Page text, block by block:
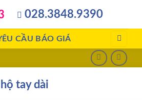
028.3848.9390
CẦU BÁO GIÁ
tay dài